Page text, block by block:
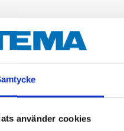
använder cookies